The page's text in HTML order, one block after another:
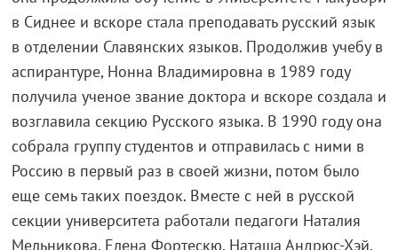
в Сиднее и вскоре стала преподавать русский язык
в отделении Славянских языков. Продолжив учебу в
аспирантуре, Нонна Владимировна в 1989 году
получила ученое звание доктора и вскоре создала и
возглавила секцию Русского языка. В 1990 году она
собрала группу студентов и отправилась с ними в
Россию в первый раз в своей жизни, потом было
еще семь таких поездок. Вместе с ней в русской
секции университета работали педагоги Наталия
Мельникова, Елена Фортескю, Наташа Андрюс-Хэй,